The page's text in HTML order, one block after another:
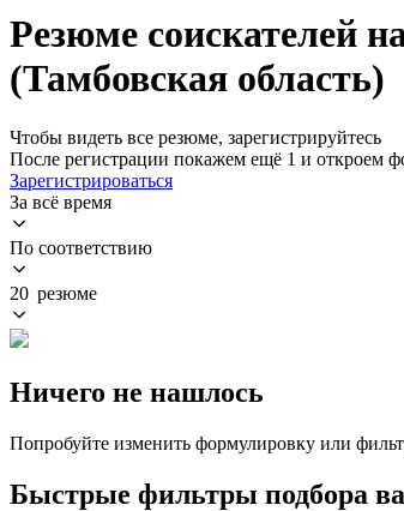
Резюме соискателей
(Тамбовская область)
Чтобы видеть все резюме, зарегистрируйтесь
После регистрации покажем ещё 1 и откроем
Зарегистрироваться
За всё время
По соответствию
20 резюме
Ничего не нашлось
Попробуйте изменить формулировку или
Быстрые фильтры подбора